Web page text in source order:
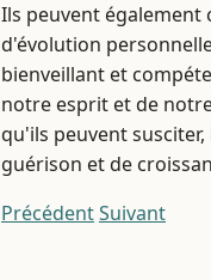
Ils peuvent également
d'évolution
bienveillant et
notre esprit et de
qu'ils peuvent
guérison et de
PrécédentSuivant